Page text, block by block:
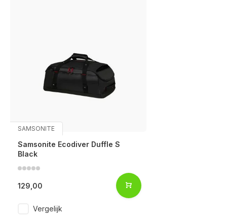
SAMSONITE
Samsonite Ecodiver Duffle S
Black
129,00
Vergelijk